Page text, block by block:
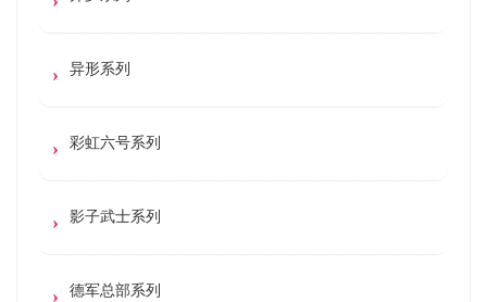
异形系列
彩虹六号系列
影子武士系列
德军总部系列